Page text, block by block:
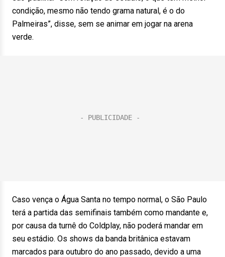
condição, mesmo não tendo grama natural, é o do
Palmeiras”, disse, sem se animar em jogar na arena
verde.
Caso vença o Água Santa no tempo normal, o São Paulo
terá a partida das semifinais também como mandante e,
por causa da turnê do Coldplay, não poderá mandar em
seu estádio. Os shows da banda britânica estavam
marcados para outubro do ano passado, devido a uma